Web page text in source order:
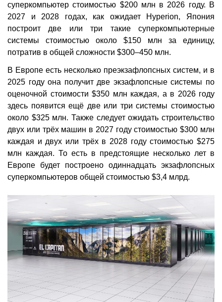
суперкомпьютер стоимостью $200 млн в 2026 году. В
2027 и 2028 годах, как ожидает Hyperion, Япония
построит две или три такие суперкомпьютерные
системы стоимостью около $150 млн за единицу,
потратив в общей сложности $300–450 млн.
В Европе есть несколько преэкзафлопсных систем, и в
2025 году она получит две экзафлопсные системы по
оценочной стоимости $350 млн каждая, а в 2026 году
здесь появится ещё две или три системы стоимостью
около $325 млн. Также следует ожидать строительство
двух или трёх машин в 2027 году стоимостью $300 млн
каждая и двух или трёх в 2028 году стоимостью $275
млн каждая. То есть в предстоящие несколько лет в
Европе будет построено одиннадцать экзафлопсных
суперкомпьютеров общей стоимостью $3,4 млрд.